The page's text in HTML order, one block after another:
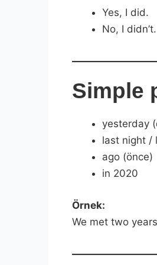
Yes, I did.
No, I didn’t.
Simple
yesterday
last night /
ago (önce)
in 2020
Örnek:
We met two